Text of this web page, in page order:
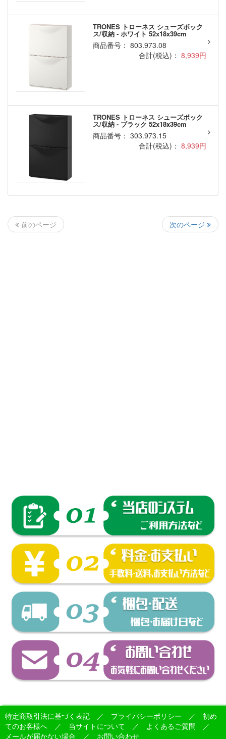
TRONES トローネス シューズボック
ス/収納 - ホワイト 52x18x39cm
商品番号： 803.973.08
合計(税込)： 8,939円
TRONES トローネス シューズボック
ス/収納 - ブラック 52x18x39cm
商品番号： 303.973.15
合計(税込)： 8,939円
前のページ 次のページ
特定商取引法に基づく表記 ／ プライバシーポリシー ／ 初め
てのお客様へ ／ 当サイトについて ／ よくあるご質問 ／
メールが届かない場合 ／ お問い合わせ